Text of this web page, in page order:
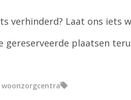
verhinderd? Laat ons iets
gereserveerde plaatsen